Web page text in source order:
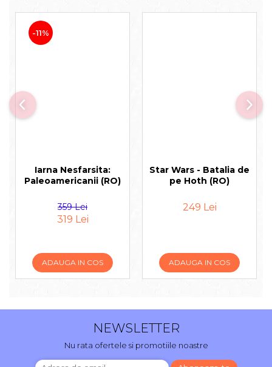
-11%
Iarna Nesfarsita:
Paleoamericanii (RO)
359 Lei
319 Lei
ADAUGA IN COS
Star Wars - Batalia de
pe Hoth (RO)
249 Lei
ADAUGA IN COS
NEWSLETTER
Nu rata ofertele si promotiile noastre